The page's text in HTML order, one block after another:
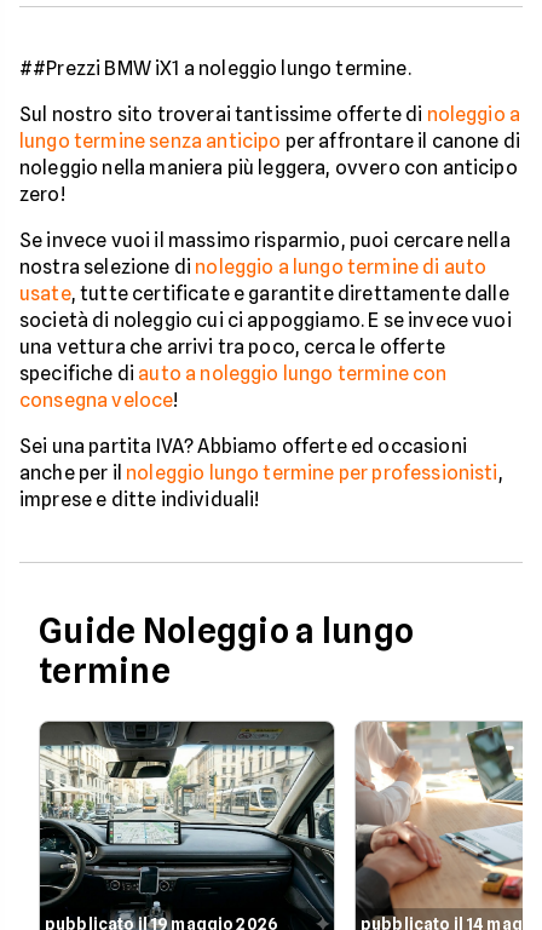
##Prezzi BMW iX1 a noleggio lungo termine.
Sul nostro sito troverai tantissime offerte di noleggio a
lungo termine senza anticipo per affrontare il canone di
noleggio nella maniera più leggera, ovvero con anticipo
zero!
Se invece vuoi il massimo risparmio, puoi cercare nella
nostra selezione di noleggio a lungo termine di auto
usate, tutte certificate e garantite direttamente dalle
società di noleggio cui ci appoggiamo. E se invece vuoi
una vettura che arrivi tra poco, cerca le offerte
specifiche di auto a noleggio lungo termine con
consegna veloce!
Sei una partita IVA? Abbiamo offerte ed occasioni
anche per il noleggio lungo termine per professionisti,
imprese e ditte individuali!
Guide Noleggio a lungo
termine
pubblicato il 19 maggio 2026 pubblicato il 14